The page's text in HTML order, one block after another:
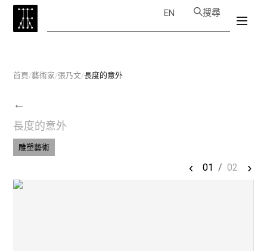
EN 搜尋
首頁/藝術家/張乃文/長度的意外
←
長度的意外
雕塑藝術
‹ 01 / 02 ›